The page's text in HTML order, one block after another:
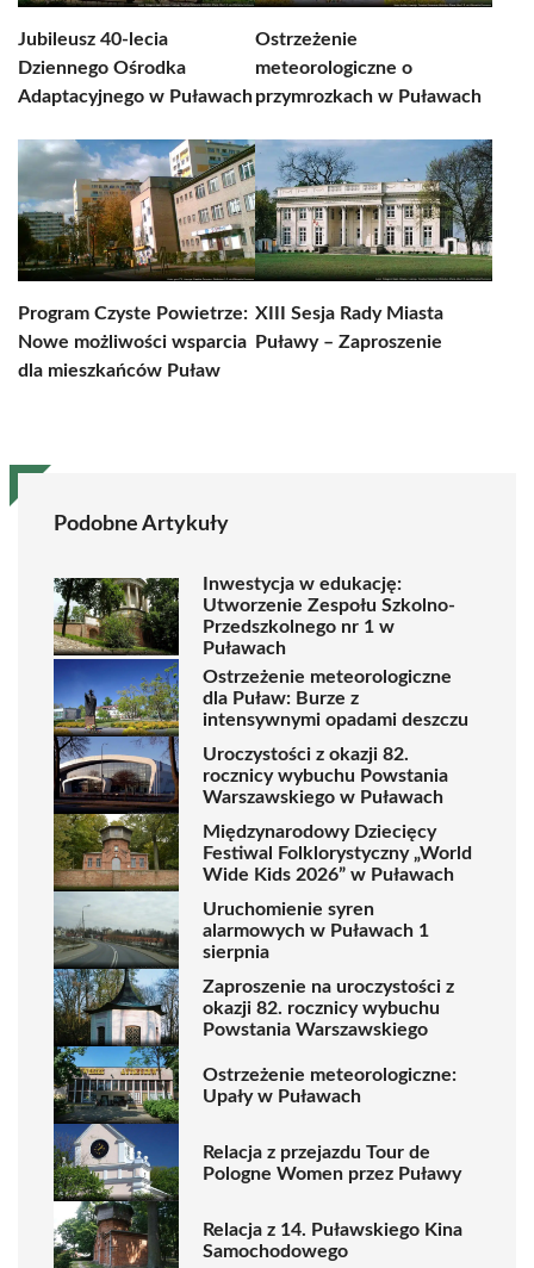
Jubileusz 40-lecia
Dziennego Ośrodka
Adaptacyjnego w Puławach
Ostrzeżenie
meteorologiczne o
przymrozkach w Puławach
Program Czyste Powietrze:
Nowe możliwości wsparcia
dla mieszkańców Puław
XIII Sesja Rady Miasta
Puławy – Zaproszenie
Podobne Artykuły
Inwestycja w edukację:
Utworzenie Zespołu Szkolno-
Przedszkolnego nr 1 w
Puławach
Ostrzeżenie meteorologiczne
dla Puław: Burze z
intensywnymi opadami deszczu
Uroczystości z okazji 82.
rocznicy wybuchu Powstania
Warszawskiego w Puławach
Międzynarodowy Dziecięcy
Festiwal Folklorystyczny „World
Wide Kids 2026” w Puławach
Uruchomienie syren
alarmowych w Puławach 1
sierpnia
Zaproszenie na uroczystości z
okazji 82. rocznicy wybuchu
Powstania Warszawskiego
Ostrzeżenie meteorologiczne:
Upały w Puławach
Relacja z przejazdu Tour de
Pologne Women przez Puławy
Relacja z 14. Puławskiego Kina
Samochodowego